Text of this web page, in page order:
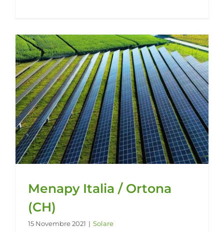
Menapy Italia / Ortona
(CH)
15 Novembre 2021 | Solare